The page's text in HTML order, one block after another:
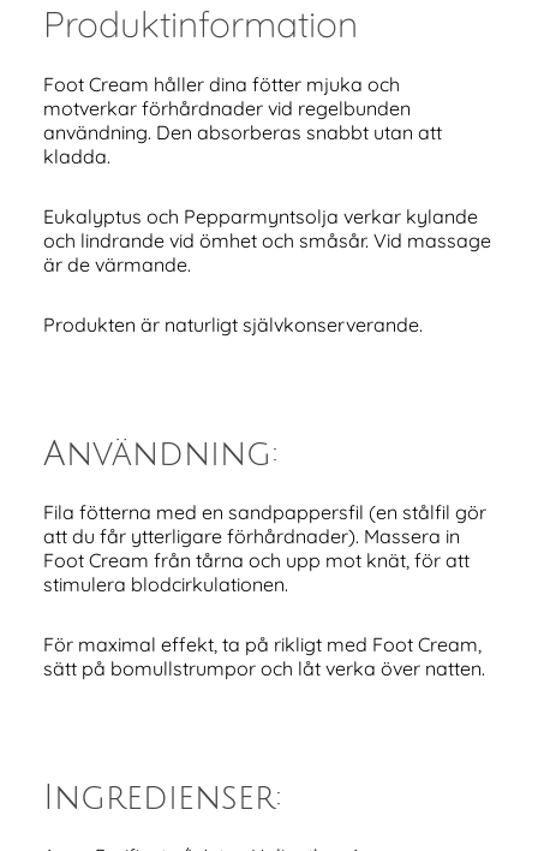
Produktinformation
Foot Cream håller dina fötter mjuka och
motverkar förhårdnader vid regelbunden
användning. Den absorberas snabbt utan att
kladda.
Eukalyptus och Pepparmyntsolja verkar kylande
och lindrande vid ömhet och småsår. Vid massage
är de värmande.
Produkten är naturligt självkonserverande.
Användning:
Fila fötterna med en sandpappersfil (en stålfil gör
att du får ytterligare förhårdnader). Massera in
Foot Cream från tårna och upp mot knät, för att
stimulera blodcirkulationen.
För maximal effekt, ta på rikligt med Foot Cream,
sätt på bomullstrumpor och låt verka över natten.
Ingredienser: